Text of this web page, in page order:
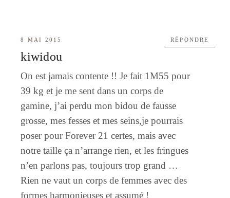
8 MAI 2015
kiwidou
On est jamais contente !! Je fait 1M55 pour
39 kg et je me sent dans un corps de
gamine, j’ai perdu mon bidou de fausse
grosse, mes fesses et mes seins,je pourrais
poser pour Forever 21 certes, mais avec
notre taille ça n’arrange rien, et les fringues
n’en parlons pas, toujours trop grand …
Rien ne vaut un corps de femmes avec des
formes harmonieuses et assumé !
RÉPONDRE